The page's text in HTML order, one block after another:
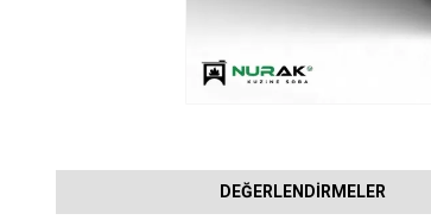
DEĞERLENDIRMELER